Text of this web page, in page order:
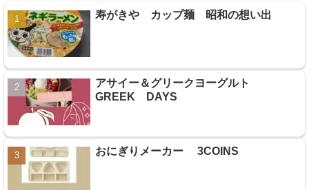
寿がきや カップ麺 昭和の想い出
アサイー＆グリークヨーグルト
GREEK DAYS
おにぎりメーカー 3COINS